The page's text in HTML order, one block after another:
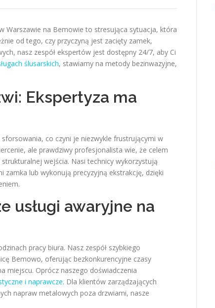
Warszawie na Bemowie to stresująca sytuacja, która
od tego, czy przyczyną jest zacięty zamek,
nasz zespół ekspertów jest dostępny 24/7, aby Ci
ślusarskich, stawiamy na metody bezinwazyjne,
Ekspertyza ma
co czyni je niezwykle frustrującymi w
ale prawdziwy profesjonalista wie, że celem
wejścia. Nasi technicy wykorzystują
lub wykonują precyzyjną ekstrakcję, dzięki
usługi awaryjne na
pracy biura. Nasz zespół szybkiego
Bemowo, oferując bezkonkurencyjne czasy
miejscu. Oprócz naszego doświadczenia
i naprawcze. Dla klientów zarządzających
napraw metalowych poza drzwiami, nasze